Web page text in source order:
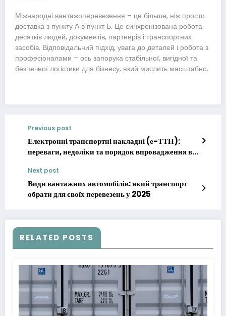
Міжнародні вантажоперевезення – це більше, ніж просто
доставка з пункту А в пункт Б. Це синхронізована робота
десятків людей, документів, партнерів і транспортних
засобів. Відповідальний підхід, увага до деталей і робота з
професіоналами – ось запорука стабільної, вигідної та
безпечної логістики для бізнесу, який мислить масштабно.
Previous post
Електронні транспортні накладні (е-ТТН):
переваги, недоліки та порядок впровадження в
Next post
Види вантажних автомобілів: який транспорт
обрати для своїх перевезень у 2025
RELATED POSTS